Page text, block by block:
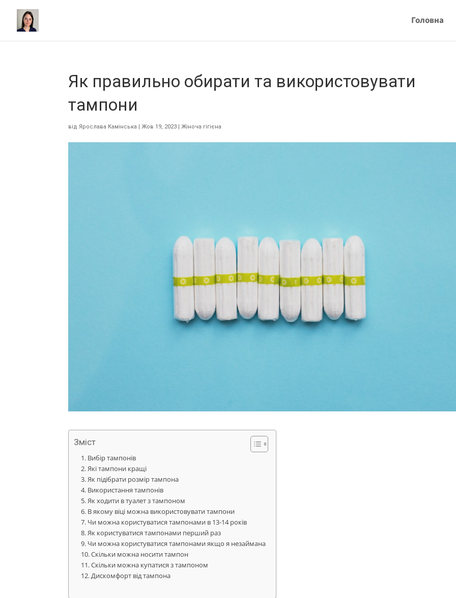
Головна
Як правильно обирати та використовувати
тампони
від Ярослава Камінська | Жов 19, 2023 | Жіноча гігієна
Зміст
Вибір тампонів
Які тампони кращі
Як підібрати розмір тампона
Використання тампонів
Як ходити в туалет з тампоном
В якому віці можна використовувати тампони
Чи можна користуватися тампонами в 13-14 років
Як користуватися тампонами перший раз
Чи можна користуватися тампонами якщо я незаймана
Скільки можна носити тампон
Скільки можна купатися з тампоном
Дискомфорт від тампона